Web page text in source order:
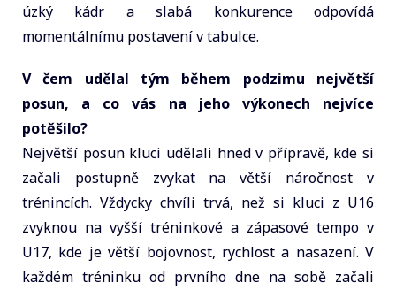
úzký kádr a slabá konkurence odpovídá
momentálnímu postavení v tabulce.
V čem udělal tým během podzimu největší
posun, a co vás na jeho výkonech nejvíce
potěšilo?
Největší posun kluci udělali hned v přípravě, kde si
začali postupně zvykat na větší náročnost v
trénincích. Vždycky chvíli trvá, než si kluci z U16
zvyknou na vyšší tréninkové a zápasové tempo v
U17, kde je větší bojovnost, rychlost a nasazení. V
každém tréninku od prvního dne na sobě začali